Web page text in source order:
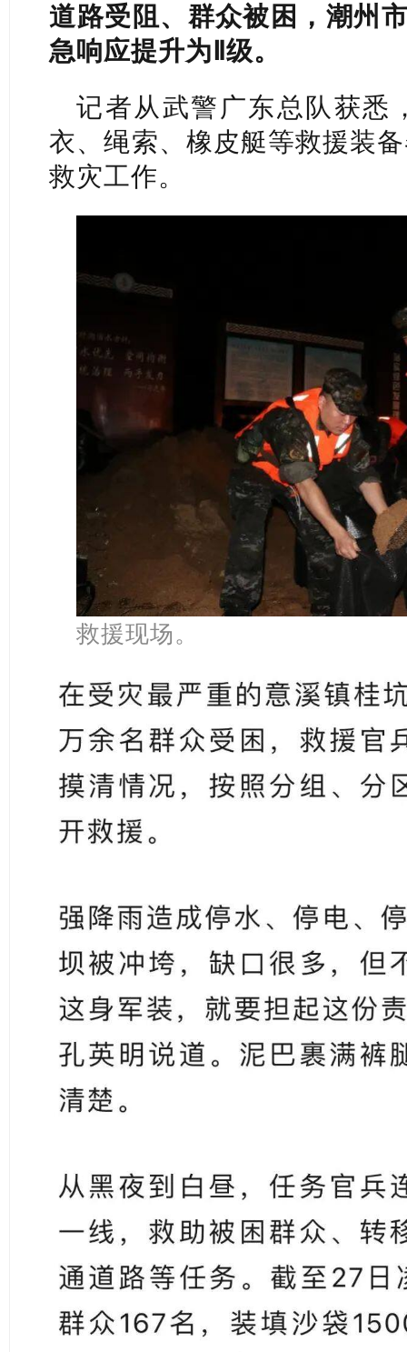
道路受阻、群众被困，潮州
急响应提升为Ⅱ级。
记者从武警广东总队获悉
衣、绳索、橡皮艇等救援装
救灾工作。
救援现场。